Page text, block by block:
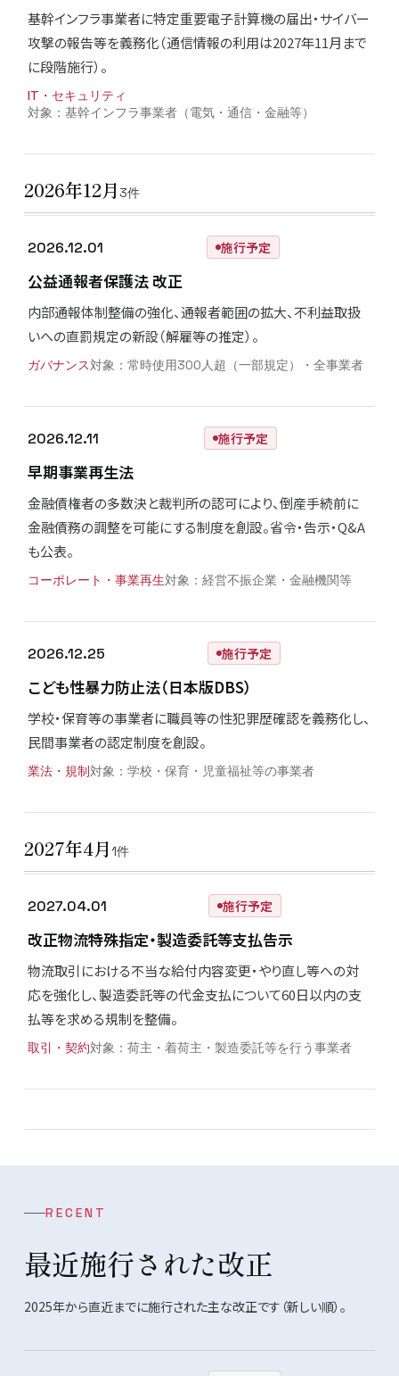
基幹インフラ事業者に特定重要電子計算機の届出・サイバー
攻撃の報告等を義務化（通信情報の利用は2027年11月まで
に段階施行）。
IT・セキュリティ
基幹インフラ事業者（電気・通信・金融等）
2026年12月 3件
2026.12.01 施行予定
公益通報者保護法 改正
内部通報体制整備の強化、通報者範囲の拡大、不利益取扱
いへの直罰規定の新設（解雇等の推定）。
ガバナンス 常時使用300人超（一部規定）・全事業者
2026.12.11 施行予定
早期事業再生法
金融債権者の多数決と裁判所の認可により、倒産手続前に
金融債務の調整を可能にする制度を創設。省令・告示・Q&A
も公表。
コーポレート・事業再生 経営不振企業・金融機関等
2026.12.25 施行予定
こども性暴力防止法（日本版DBS）
学校・保育等の事業者に職員等の性犯罪歴確認を義務化し、
民間事業者の認定制度を創設。
業法・規制 学校・保育・児童福祉等の事業者
2027年4月1件
2027.04.01 施行予定
改正物流特殊指定・製造委託等支払告示
物流取引における不当な給付内容変更・やり直し等への対
応を強化し、製造委託等の代金支払について60日以内の支
払等を求める規制を整備。
取引・契約 荷主・着荷主・製造委託等を行う事業者
RECENT
最近施行された改正
2025年から直近までに施行された主な改正です（新しい順）。